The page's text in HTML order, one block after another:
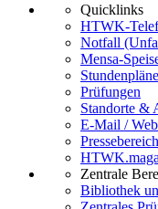
Quicklinks
HTWK-
Notfall
Mensa-
Stundenpläne
Prüfungen
Standorte &
E-Mail /
Pressebereich
Zentrale
Bibliothek